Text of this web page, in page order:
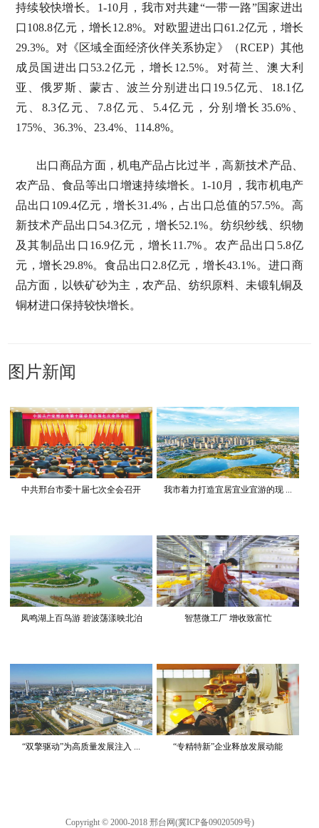
持续较快增长。1-10月，我市对共建“一带一路”国家进出
口108.8亿元，增长12.8%。对欧盟进出口61.2亿元，增长
29.3%。对《区域全面经济伙伴关系协定》（RCEP）其他
成员国进出口53.2亿元，增长12.5%。对荷兰、澳大利
亚、俄罗斯、蒙古、波兰分别进出口19.5亿元、18.1亿
元、8.3亿元、7.8亿元、5.4亿元，分别增长35.6%、
175%、36.3%、23.4%、114.8%。
出口商品方面，机电产品占比过半，高新技术产品、
农产品、食品等出口增速持续增长。1-10月，我市机电产
品出口109.4亿元，增长31.4%，占出口总值的57.5%。高
新技术产品出口54.3亿元，增长52.1%。纺织纱线、织物
及其制品出口16.9亿元，增长11.7%。农产品出口5.8亿
元，增长29.8%。食品出口2.8亿元，增长43.1%。进口商
品方面，以铁矿砂为主，农产品、纺织原料、未锻轧铜及
铜材进口保持较快增长。
图片新闻
中共邢台市委十届七次全会召开 我市着力打造宜居宜业宜游的现 ...
凤鸣湖上百鸟游 碧波荡漾映北泊 智慧微工厂 增收致富忙
“双擎驱动”为高质量发展注入 ... “专精特新”企业释放发展动能